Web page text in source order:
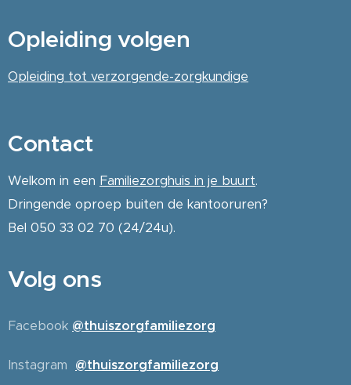
Opleiding volgen
Opleiding tot verzorgende-zorgkundige
Contact
Welkom in een Familiezorghuis in je buurt.
Dringende oproep buiten de kantooruren?
Bel 050 33 02 70 (24/24u).
Volg ons
Facebook @thuiszorgfamiliezorg
Instagram @thuiszorgfamiliezorg